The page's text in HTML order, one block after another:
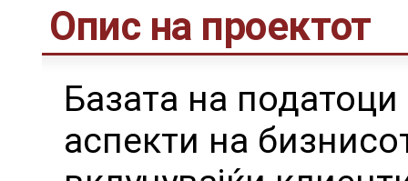
Опис на проектот
Базата на
аспекти на